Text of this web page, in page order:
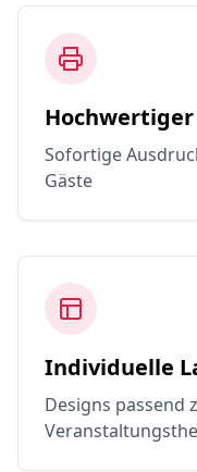
Sofortige
Gäste
Individuelle
Designs passend